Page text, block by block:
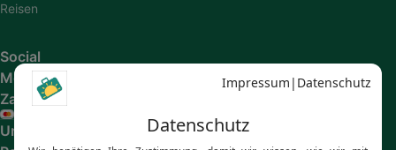
Reisen
Social
Media
Zahlungsarten
Unsere